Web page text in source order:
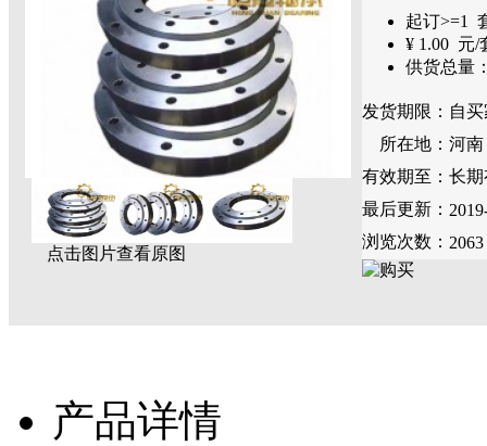
点击图片查看原图
起订>=1
¥ 1.00 元/
供货总量
发货期限： 自
所在地： 河
有效期至： 长
最后更新：
浏览次数： 2063
产品详情